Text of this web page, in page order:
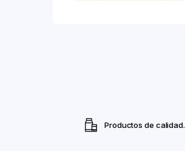
Productos de calidad.